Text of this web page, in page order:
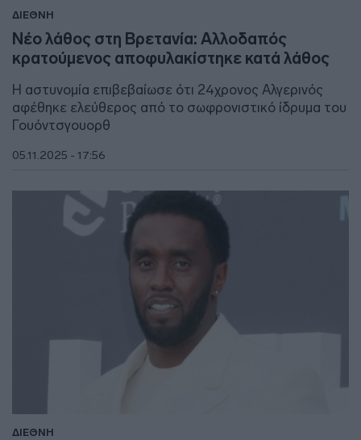
ΔΙΕΘΝΗ
Νέο λάθος στη Βρετανία: Αλλοδαπός
κρατούμενος αποφυλακίστηκε κατά λάθος
Η αστυνομία επιβεβαίωσε ότι 24χρονος Αλγερινός
αφέθηκε ελεύθερος από το σωφρονιστικό ίδρυμα του
Γουόντσγουορθ
05.11.2025 - 17:56
ΔΙΕΘΝΗ